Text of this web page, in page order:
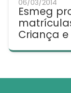
06/03/2014
Esmeg
Criança